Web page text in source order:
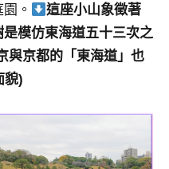
。
這座小山象徵著
模仿東海道五十三次之
與京都的「東海道」也
貌)